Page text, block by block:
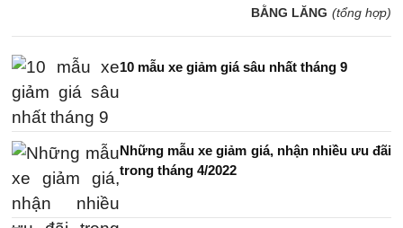
BẰNG LĂNG (tổng hợp)
10 mẫu xe giảm giá sâu nhất tháng 9
Những mẫu xe giảm giá, nhận nhiều ưu đãi
trong tháng 4/2022